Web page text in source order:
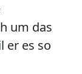
um das
er es so